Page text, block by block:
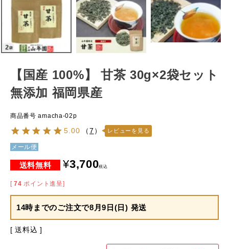
【国産 100%】 甘茶 30g×2袋セット
無添加 福岡県産
商品番号 amacha-02p
5.00 （7 ） レビューを見る
メール便
¥3,700税込
[ 74 ポイント進呈]
14時までのご注文で8月9日(日) 発送
送料込